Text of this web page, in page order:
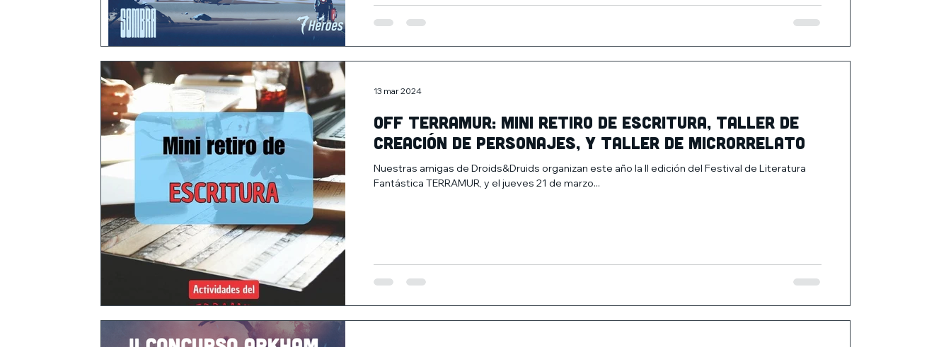
Off Terramur: Mini retiro de escritura, Taller de
Creación de personajes, y Taller de Microrrelato
Nuestras amigas de Droids&Druids organizan este año la II edición del Festival de Literatura
Fantástica TERRAMUR, y el jueves 21 de marzo...
13 mar 2024